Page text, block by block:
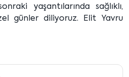
yaşantılarında sağlıklı,
günler diliyoruz. Elit Yavru